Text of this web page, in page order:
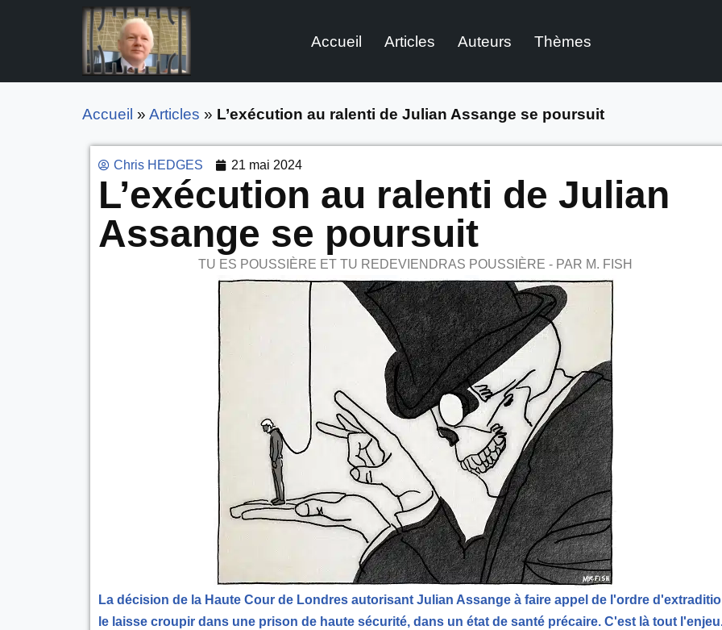
Accueil Articles Auteurs Thèmes
Accueil » Articles » L’exécution au ralenti de Julian Assange se poursuit
Chris HEDGES 21 mai 2024
L’exécution au ralenti de Julian
Assange se poursuit
TU ES POUSSIÈRE ET TU REDEVIENDRAS POUSSIÈRE - PAR M. FISH
La décision de la Haute Cour de Londres autorisant Julian Assange à faire appel de l'ordre
le laisse croupir dans une prison de haute sécurité, dans un état de santé précaire. C'est là tout